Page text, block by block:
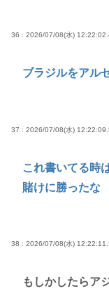
36 : 2026/07/08(水)
ブラジルをアル
37 : 2026/07/08(水)
これ書いてる時
賭けに勝ったな
38 : 2026/07/08(水)
もしかしたらア